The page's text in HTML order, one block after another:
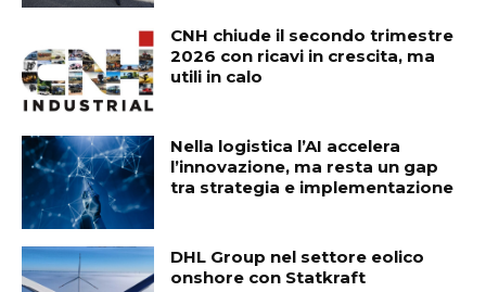
CNH chiude il secondo trimestre
2026 con ricavi in crescita, ma
utili in calo
Nella logistica l’AI accelera
l’innovazione, ma resta un gap
tra strategia e implementazione
DHL Group nel settore eolico
onshore con Statkraft